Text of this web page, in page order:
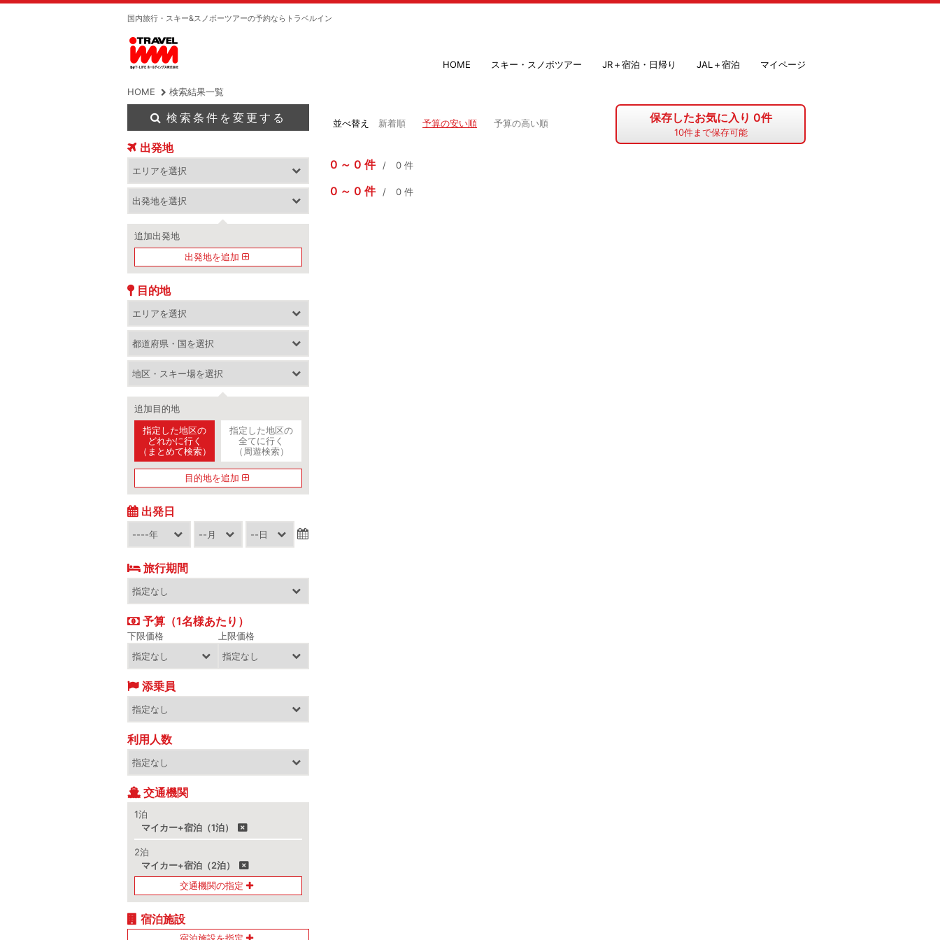
国内旅行・スキー&スノボーツアーの予約ならトラベルイン
HOME スキー・スノボツアー JR＋宿泊・日帰り JAL＋宿泊 マイページ
HOME 検索結果一覧
保存したお気に入り 0件
10件まで保存可能
並べ替え 新着順 予算の安い順 予算の高い順
0 0 件 0 件
0 0 件 0 件
検索条件を変更する
出発地
追加出発地
出発地を追加
目的地
追加目的地
指定した地区の
どれかに行く
（まとめて検索）
指定した地区の
全てに行く
（周遊検索）
目的地を追加
出発日
旅行期間
予算（1名様あたり）
下限価格 上限価格
添乗員
利用人数
交通機関
1泊
マイカー+宿泊（1泊）
2泊
マイカー+宿泊（2泊）
交通機関の指定
宿泊施設